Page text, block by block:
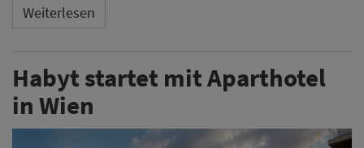
Weiterlesen
Habyt startet mit Aparthotel
in Wien